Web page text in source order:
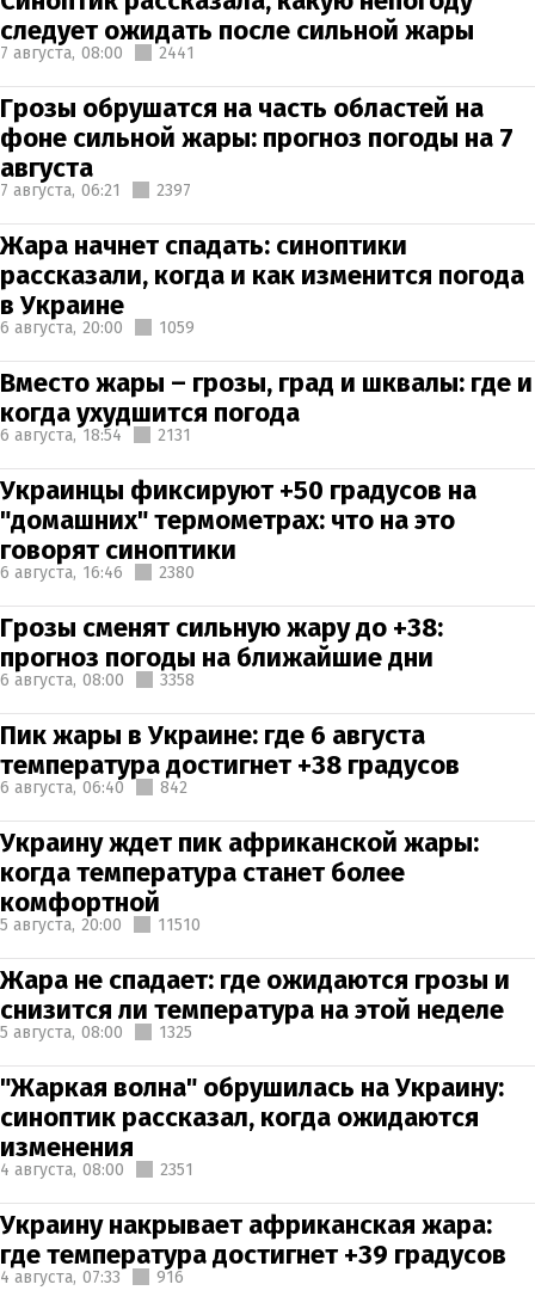
следует ожидать после сильной жары
7 августа, 08:00 2441
Грозы обрушатся на часть областей на
фоне сильной жары: прогноз погоды на 7
августа
7 августа, 06:21 2397
Жара начнет спадать: синоптики
рассказали, когда и как изменится погода
в Украине
6 августа, 20:00 1059
Вместо жары – грозы, град и шквалы: где и
когда ухудшится погода
6 августа, 18:54 2131
Украинцы фиксируют +50 градусов на
"домашних" термометрах: что на это
говорят синоптики
6 августа, 16:46 2380
Грозы сменят сильную жару до +38:
прогноз погоды на ближайшие дни
6 августа, 08:00 3358
Пик жары в Украине: где 6 августа
температура достигнет +38 градусов
6 августа, 06:40 842
Украину ждет пик африканской жары:
когда температура станет более
комфортной
5 августа, 20:00 11510
Жара не спадает: где ожидаются грозы и
снизится ли температура на этой неделе
5 августа, 08:00 1325
"Жаркая волна" обрушилась на Украину:
синоптик рассказал, когда ожидаются
изменения
4 августа, 08:00 2351
Украину накрывает африканская жара:
где температура достигнет +39 градусов
4 августа, 07:33 916